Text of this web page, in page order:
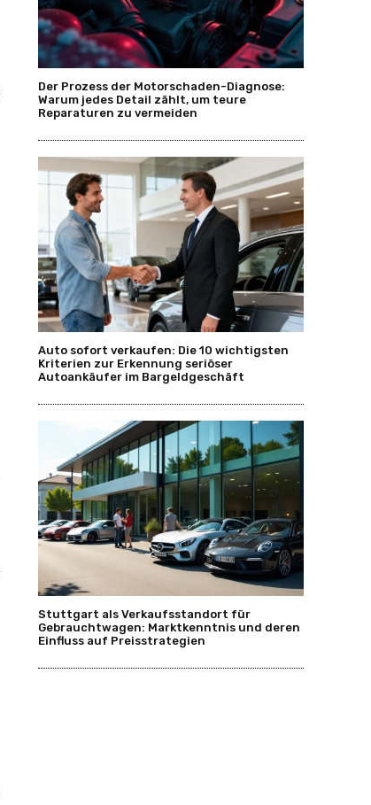
Der Prozess der Motorschaden-Diagnose:
Warum jedes Detail zählt, um teure
Reparaturen zu vermeiden
Auto sofort verkaufen: Die 10 wichtigsten
Kriterien zur Erkennung seriöser
Autoankäufer im Bargeldgeschäft
Stuttgart als Verkaufsstandort für
Gebrauchtwagen: Marktkenntnis und deren
Einfluss auf Preisstrategien